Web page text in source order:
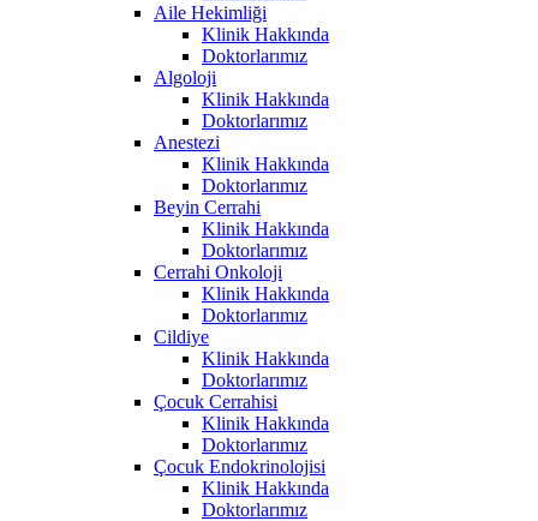
Aile Hekimliği
Klinik Hakkında
Doktorlarımız
Algoloji
Klinik Hakkında
Doktorlarımız
Anestezi
Klinik Hakkında
Doktorlarımız
Beyin Cerrahi
Klinik Hakkında
Doktorlarımız
Cerrahi Onkoloji
Klinik Hakkında
Doktorlarımız
Cildiye
Klinik Hakkında
Doktorlarımız
Çocuk Cerrahisi
Klinik Hakkında
Doktorlarımız
Çocuk Endokrinolojisi
Klinik Hakkında
Doktorlarımız